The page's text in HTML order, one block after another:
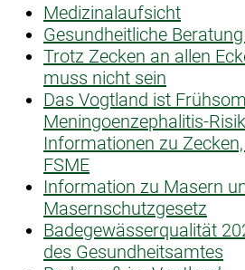
Medizinalaufsicht
Gesundheitliche
Trotz Zecken an allen
muss nicht sein
Das Vogtland ist
Meningoenzephalitis-
Informationen zu
FSME
Information zu Masern
Masernschutzgesetz
Badegewässerqualität
des Gesundheitsamtes